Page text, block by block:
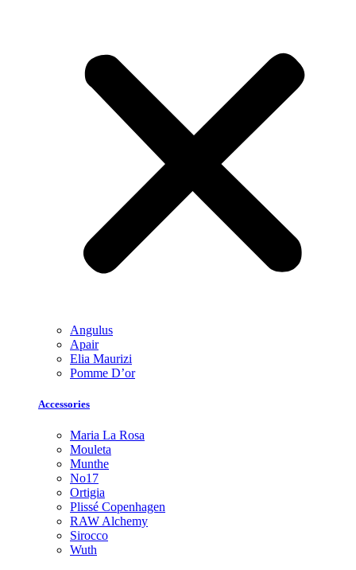
Angulus
Apair
Elia Maurizi
Pomme D’or
Accessories
Maria La Rosa
Mouleta
Munthe
No17
Ortigia
Plissé Copenhagen
RAW Alchemy
Sirocco
Wuth